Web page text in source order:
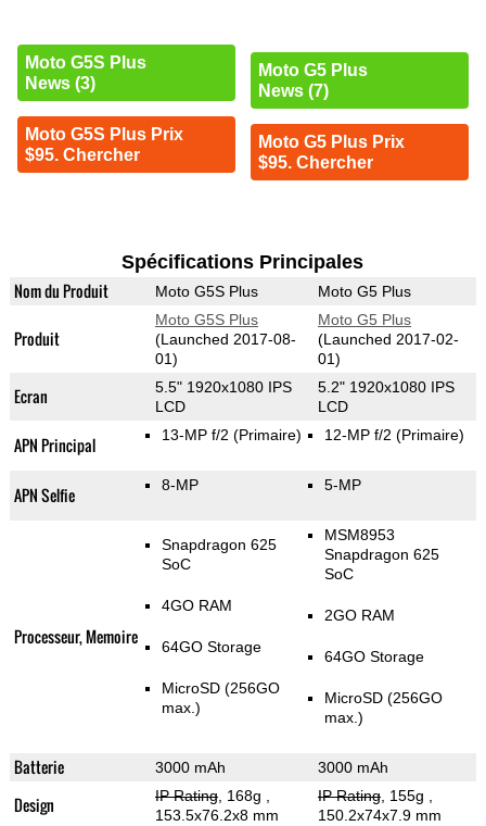
Moto G5S Plus
News (3)
Moto G5S Plus Prix
$95. Chercher
Moto G5 Plus
News (7)
Moto G5 Plus Prix
$95. Chercher
Spécifications Principales
Nom du Produit Moto G5S Plus Moto G5 Plus
Produit
Moto G5S Plus
(Launched 2017-08-
01)
Moto G5 Plus
(Launched 2017-02-
01)
Ecran
5.5" 1920x1080 IPS
LCD
5.2" 1920x1080 IPS
LCD
APN Principal 13-MP f/2 (Primaire) 12-MP f/2 (Primaire)
APN Selfie 8-MP 5-MP
Processeur, Memoire
Snapdragon 625
SoC
4GO RAM
64GO Storage
MicroSD (256GO
max.)
MSM8953
Snapdragon 625
SoC
2GO RAM
64GO Storage
MicroSD (256GO
max.)
Batterie 3000 mAh 3000 mAh
Design IP Rating, 168g
153.5x76.2x8 mm
IP Rating, 155g
150.2x74x7.9 mm